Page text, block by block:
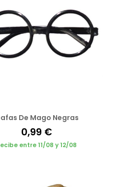
De Mago Negras
0,99 €
entre 11/08 y 12/08